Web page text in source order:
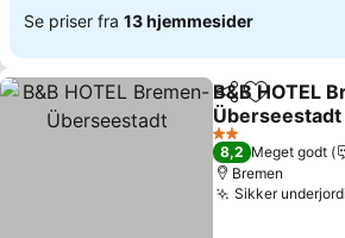
Se priser fra 13 hjemmesider
Del Føj til
B&B HOTEL
Überseestadt
Se priser
2 Stjerner
8,2 Meget godt
Bremen
Sikker